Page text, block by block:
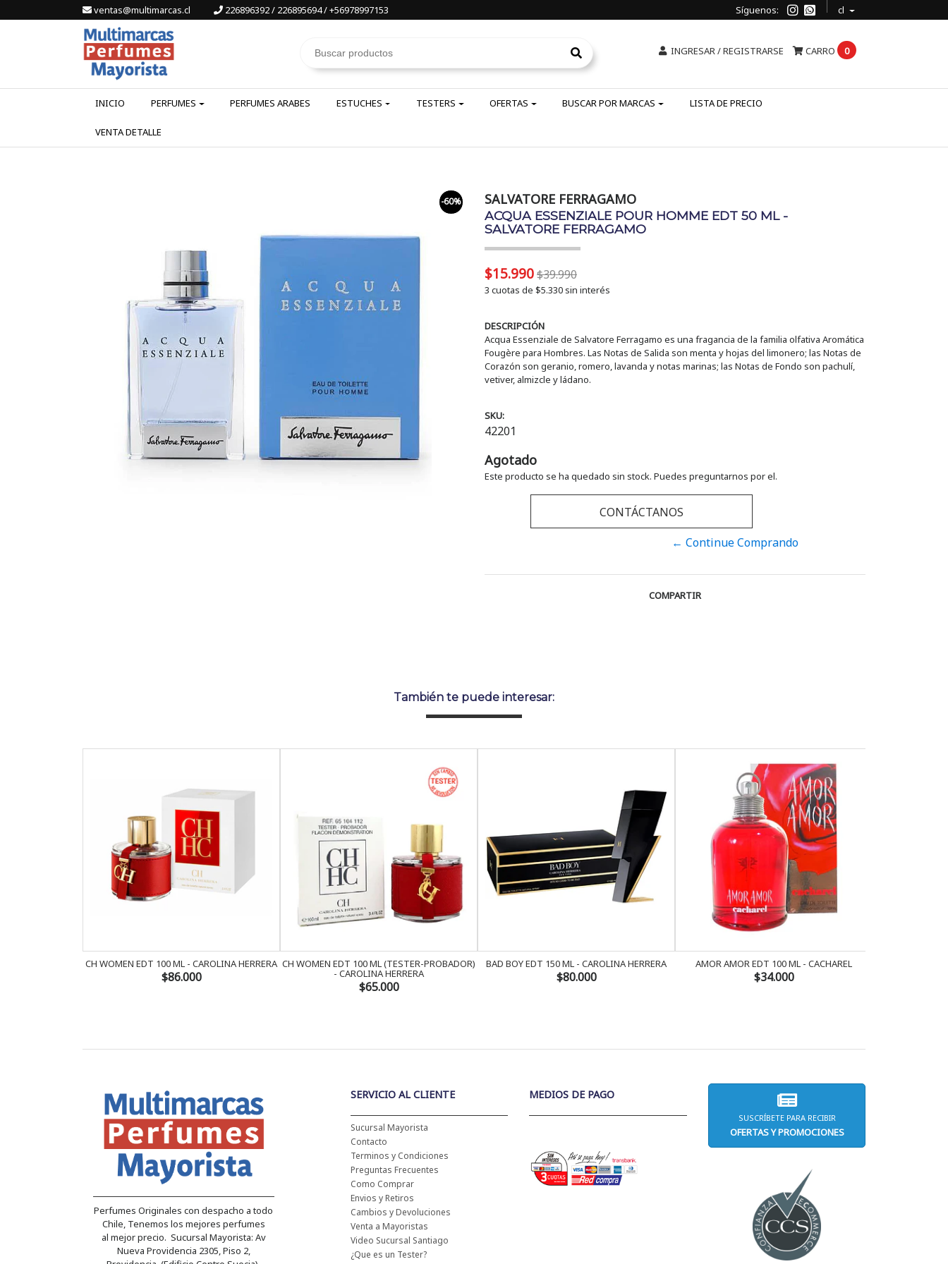
ventas@multimarcas.cl 226896392 / 226895694 / +56978997153 Síguenos: cl
CARRO 0
INGRESAR / REGISTRARSE
INICIO PERFUMES PERFUMES ARABES ESTUCHES TESTERS OFERTAS BUSCAR POR MARCAS LISTA DE PRECIO
VENTA DETALLE
-60% SALVATORE FERRAGAMO
ACQUA ESSENZIALE POUR HOMME EDT 50 ML -
SALVATORE FERRAGAMO
$15.990$39.990
3 cuotas de $5.330sin interés
DESCRIPCIÓN
Acqua Essenziale de Salvatore Ferragamo es una fragancia de la familia olfativa Aromática
Fougère para Hombres. Las Notas de Salida son menta y hojas del limonero; las Notas de
Corazón son geranio, romero, lavanda y notas marinas; las Notas de Fondo son pachulí,
vetiver, almizcle y ládano.
SKU:
42201
Agotado
Este producto se ha quedado sin stock. Puedes preguntarnos por el.
CONTÁCTANOS
← Continue Comprando
COMPARTIR
También te puede interesar:
CH WOMEN EDT 100 ML - CAROLINA HERRERA
$86.000
CH WOMEN EDT 100 ML (TESTER-PROBADOR)
- CAROLINA HERRERA
$65.000
BAD BOY EDT 150 ML - CAROLINA HERRERA
$80.000
AMOR AMOR EDT 100 ML - CACHAREL
$34.000
Perfumes Originales con despacho a todo
Chile, Tenemos los mejores perfumes
al mejor precio. Sucursal Mayorista: Av
Nueva Providencia 2305, Piso 2,
SERVICIO AL CLIENTE
Sucursal Mayorista
Contacto
Terminos y Condiciones
Preguntas Frecuentes
Como Comprar
Envios y Retiros
Cambios y Devoluciones
Venta a Mayoristas
Video Sucursal Santiago
¿Que es un Tester?
MEDIOS DE PAGO
SUSCRÍBETE PARA RECIBIR
OFERTAS Y PROMOCIONES